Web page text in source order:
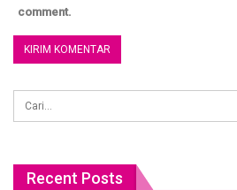
comment.
Recent Posts